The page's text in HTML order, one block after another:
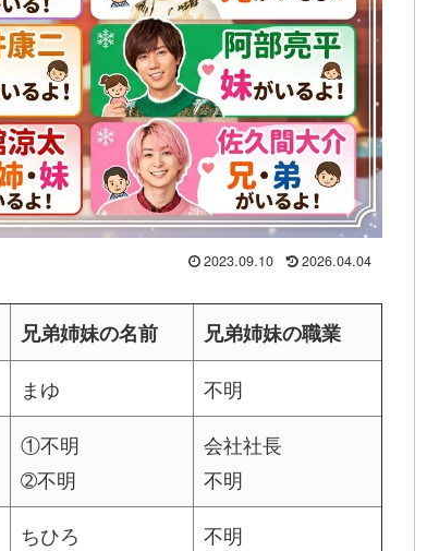
2023.09.10 2026.04.04
兄弟姉妹の名前
兄弟姉妹の職業
まゆ 不明
①不明
➁不明
会社社長
不明
ちひろ 不明